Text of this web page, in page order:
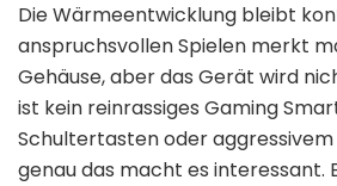
Die Wärmeentwicklung bleibt
anspruchsvollen Spielen merkt
Gehäuse, aber das Gerät wird
ist kein reinrassiges Gaming
Schultertasten oder aggressivem
genau das macht es interessant.